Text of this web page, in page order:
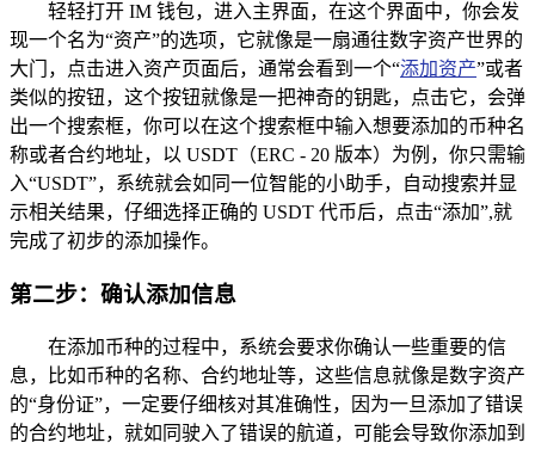
轻轻打开 IM 钱包，进入主界面，在这个界面中，你会发
现一个名为“资产”的选项，它就像是一扇通往数字资产世界的
大门，点击进入资产页面后，通常会看到一个“添加资产”或者
类似的按钮，这个按钮就像是一把神奇的钥匙，点击它，会弹
出一个搜索框，你可以在这个搜索框中输入想要添加的币种名
称或者合约地址，以 USDT（ERC - 20 版本）为例，你只需输
入“USDT”，系统就会如同一位智能的小助手，自动搜索并显
示相关结果，仔细选择正确的 USDT 代币后，点击“添加”,就
完成了初步的添加操作。
第二步：确认添加信息
在添加币种的过程中，系统会要求你确认一些重要的信
息，比如币种的名称、合约地址等，这些信息就像是数字资产
的“身份证”，一定要仔细核对其准确性，因为一旦添加了错误
的合约地址，就如同驶入了错误的航道，可能会导致你添加到